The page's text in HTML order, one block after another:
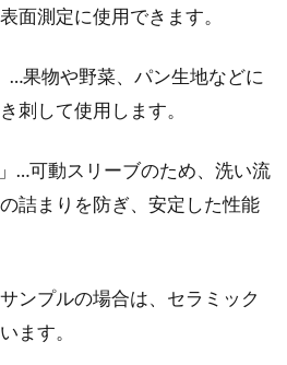
面測定に使用できます。
…果物や野菜、パン生地などに
刺して使用します。
…可動スリーブのため、洗い流
詰まりを防ぎ、安定した性能
ンプルの場合は、セラミック
ます。